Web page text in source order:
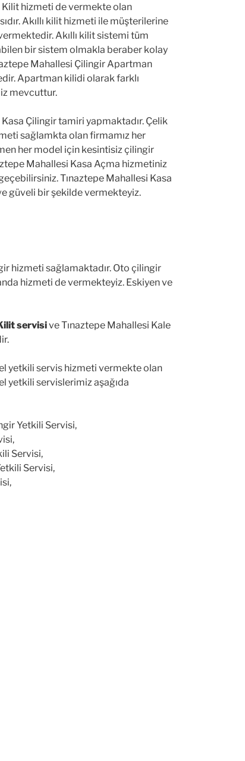
Kilit hizmeti de vermekte olan
Akıllı kilit hizmeti ile müşterilerine
Akıllı kilit sistemi tüm
bir sistem olmakla beraber kolay
Mahallesi Çilingir Apartman
Apartman kilidi olarak farklı
mevcuttur.
Çilingir tamiri yapmaktadır. Çelik
sağlamkta olan firmamız her
her model için kesintisiz çilingir
Mahallesi Kasa Açma hizmetiniz
Tınaztepe Mahallesi Kasa
güveli bir şekilde vermekteyiz.
hizmeti sağlamaktadır. Oto çilingir
hizmeti de vermekteyiz. Eskiyen ve
servisive Tınaztepe Mahallesi Kale
yetkili servis hizmeti vermekte olan
yetkili servislerimiz aşağıda
Yetkili Servisi,
Servisi,
Servisi,